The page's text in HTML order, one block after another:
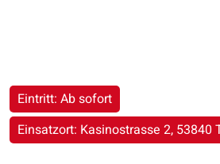
Eintritt: Ab sofort
Einsatzort: Kasinostrasse 2, 53840